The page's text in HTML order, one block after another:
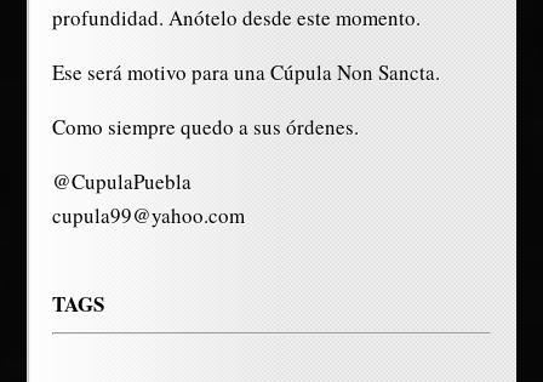
profundidad. Anótelo desde este momento.
Ese será motivo para una Cúpula Non Sancta.
Como siempre quedo a sus órdenes.
@CupulaPuebla
cupula99@yahoo.com
TAGS